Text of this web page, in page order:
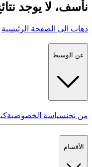
نأسف، لا يوجد
ذهاب الى الصفحة الرئيسية
عن الوسيط
من نحنسياسة الخصوصية
الأقسام